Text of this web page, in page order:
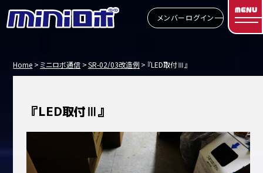
メンバーログイン
MENU
Home ミニロボ通信 SR-02/03改造例 『LED取付Ⅲ』
『LED取付Ⅲ』